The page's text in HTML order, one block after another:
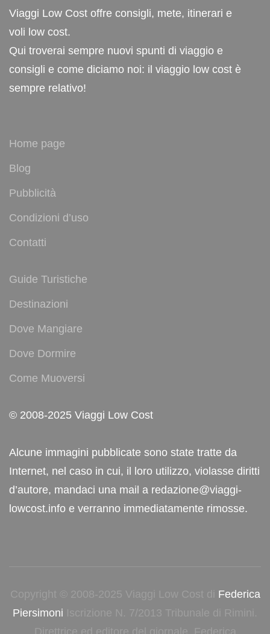
Viaggi Low Cost offre consigli, mete, itinerari e
voli low cost.
Qui troverai sempre nuovi spunti di viaggio e
consigli e come diciamo noi: il viaggio low cost è
sempre relativo!
Home page
Blog
Pubblicità
Condizioni d’uso
Contatti
Guide Turistiche
Destinazioni
Dove Mangiare
Dove Dormire
Come Muoversi
© 2008-2025 Viaggi Low Cost
Alcune immagini pubblicate sono state tratte da
Internet, nel caso in cui, il loro utilizzo, violasse diritti
d’autore, mandaci una mail a redazione@viaggi-
lowcost.info e verranno immediatamente rimosse.
Copyright © 2008-2025 Viaggi Low Cost di Federica
Piersimoni Iscrizione N. 7/2013 Tribunale di Rimini.